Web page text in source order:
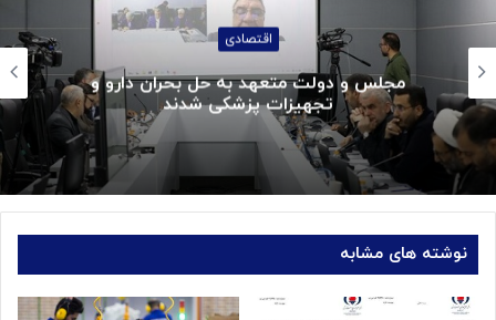
اقتصادی
مجلس و دولت متعهد به حل بحران دارو و
تجهیزات پزشکی شدند
نوشته های مشابه